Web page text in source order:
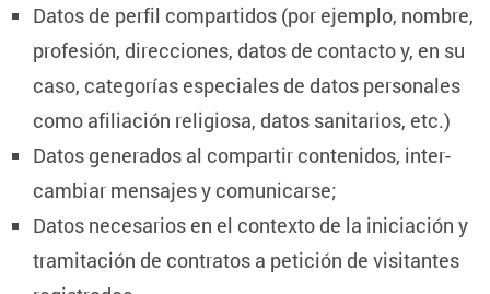
Datos de perfil compar­tidos (por ejemplo, nombre,
profe­sión, direc­ciones, datos de contacto y, en su
caso, catego­rías especiales de datos perso­nales
como afilia­ción religiosa, datos sanita­rios, etc.)
Datos generados al compartir conte­nidos, inter­
cam­biar mensajes y comunicarse;
Datos necesa­rios en el contexto de la inicia­ción y
trami­ta­ción de contratos a petición de visitantes